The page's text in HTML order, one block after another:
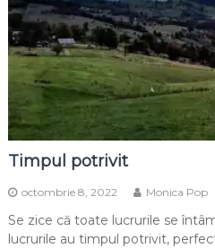
Timpul potrivit
octombrie 8, 2022 Monica Pop
Se zice că toate lucrurile se
lucrurile au timpul potrivit,